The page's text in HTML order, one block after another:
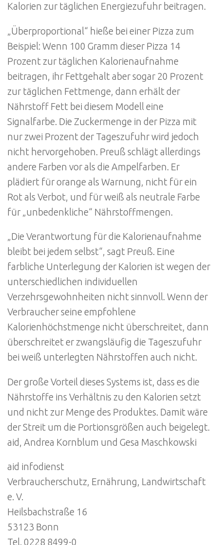
Kalorien zur täglichen Energiezufuhr beitragen.
„Überproportional“ hieße bei einer Pizza zum
Beispiel: Wenn 100 Gramm dieser Pizza 14
Prozent zur täglichen Kalorienaufnahme
beitragen, ihr Fettgehalt aber sogar 20 Prozent
zur täglichen Fettmenge, dann erhält der
Nährstoff Fett bei diesem Modell eine
Signalfarbe. Die Zuckermenge in der Pizza mit
nur zwei Prozent der Tageszufuhr wird jedoch
nicht hervorgehoben. Preuß schlägt allerdings
andere Farben vor als die Ampelfarben. Er
plädiert für orange als Warnung, nicht für ein
Rot als Verbot, und für weiß als neutrale Farbe
für „unbedenkliche“ Nährstoffmengen.
„Die Verantwortung für die Kalorienaufnahme
bleibt bei jedem selbst“, sagt Preuß. Eine
farbliche Unterlegung der Kalorien ist wegen der
unterschiedlichen individuellen
Verzehrsgewohnheiten nicht sinnvoll. Wenn der
Verbraucher seine empfohlene
Kalorienhöchstmenge nicht überschreitet, dann
überschreitet er zwangsläufig die Tageszufuhr
bei weiß unterlegten Nährstoffen auch nicht.
Der große Vorteil dieses Systems ist, dass es die
Nährstoffe ins Verhältnis zu den Kalorien setzt
und nicht zur Menge des Produktes. Damit wäre
der Streit um die Portionsgrößen auch beigelegt.
aid, Andrea Kornblum und Gesa Maschkowski
aid infodienst
Verbraucherschutz, Ernährung, Landwirtschaft
e. V.
Heilsbachstraße 16
53123 Bonn
Tel. 0228 8499-0